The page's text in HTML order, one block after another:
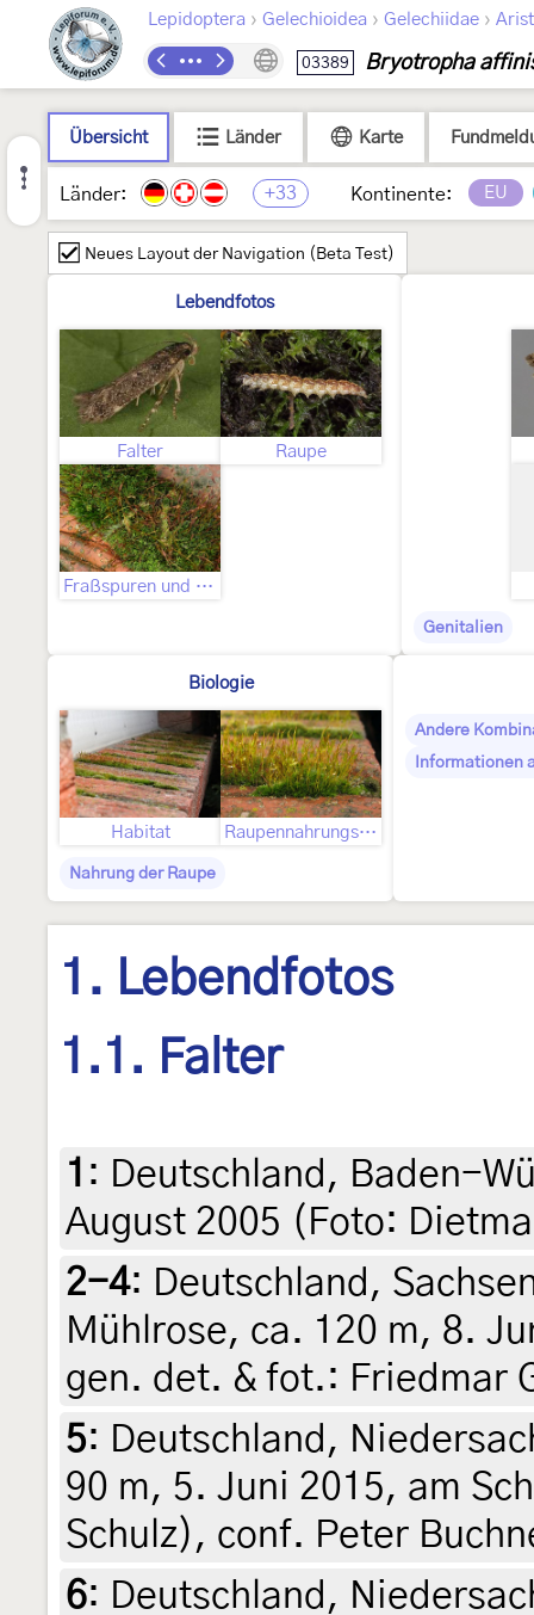
Lepidoptera › Gelechioidea › Gelechiidae ›
03389 Bryotropha
Übersicht Länder Karte
Länder: +33 Kontinente: EU
Neues Layout der Navigation (Beta Test)
Lebendfotos
Falter Raupe
Fraßspuren und Befallsbild
Genitalien
Biologie
Habitat Raupennahrungspflanzen
Nahrung der Raupe
Andere
Informationen
1. Lebendfotos
1.1. Falter
1 : Deutschland, Baden-
August 2005 (Foto:
2-4: Deutschland,
Mühlrose, ca. 120 m, 8.
gen. det. & fot.: Friedmar
5: Deutschland,
90 m, 5. Juni 2015, am
Schulz), conf. Peter
6: Deutschland,